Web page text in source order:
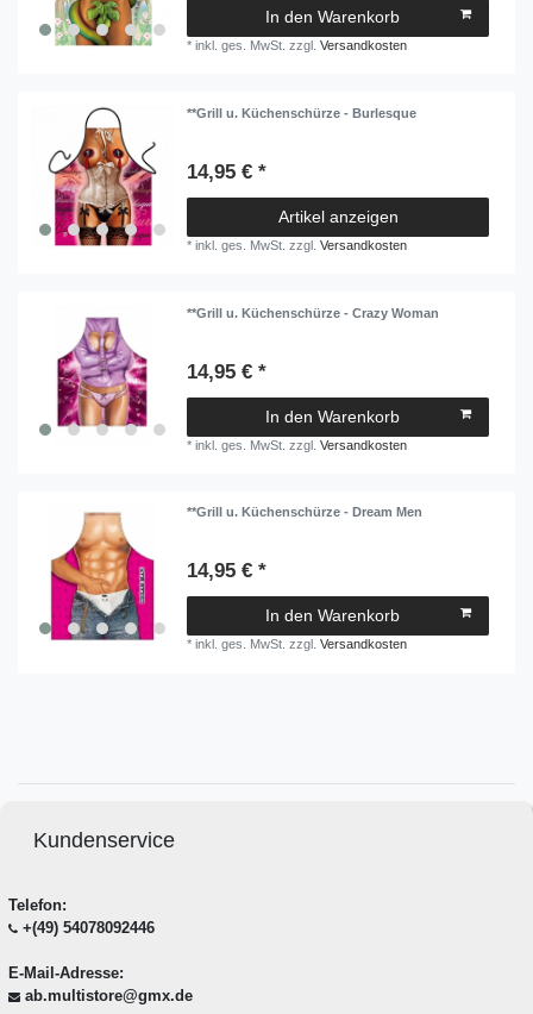
In den Warenkorb
*inkl. ges. MwSt. zzgl.Versandkosten
**Grill u. Küchenschürze - Burlesque
14,95 € *
Artikel anzeigen
*inkl. ges. MwSt. zzgl.Versandkosten
**Grill u. Küchenschürze - Crazy Woman
14,95 € *
In den Warenkorb
*inkl. ges. MwSt. zzgl.Versandkosten
**Grill u. Küchenschürze - Dream Men
14,95 € *
In den Warenkorb
*inkl. ges. MwSt. zzgl.Versandkosten
Kundenservice
Telefon:
+(49) 54078092446
E-Mail-Adresse:
ab.multistore@gmx.de